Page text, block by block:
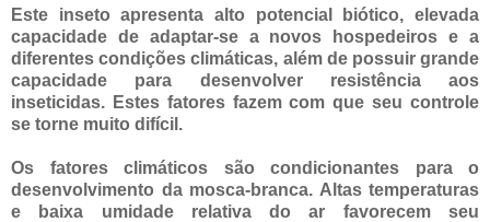
Este inseto apresenta alto potencial biótico, elevada
capacidade de adaptar-se a novos hospedeiros e a
diferentes condições climáticas, além de possuir grande
capacidade para desenvolver resistência aos
inseticidas. Estes fatores fazem com que seu controle
se torne muito difícil.
Os fatores climáticos são condicionantes para o
desenvolvimento da mosca-branca. Altas temperaturas
e baixa umidade relativa do ar favorecem seu